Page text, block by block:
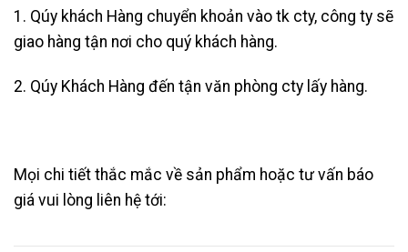
1. Qúy khách Hàng chuyển khoản vào tk cty, công ty sẽ
giao hàng tận nơi cho quý khách hàng.
2. Qúy Khách Hàng đến tận văn phòng cty lấy hàng.
Mọi chi tiết thắc mắc về sản phẩm hoặc tư vấn báo
giá vui lòng liên hệ tới: